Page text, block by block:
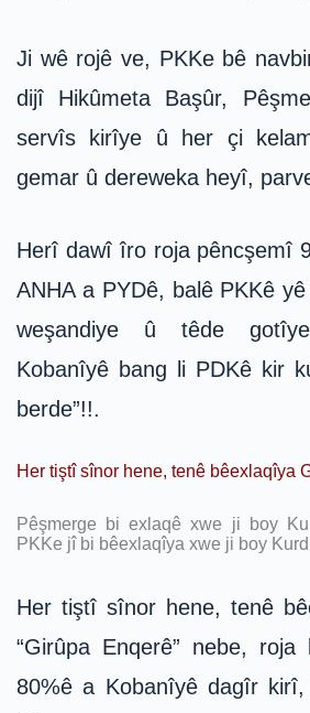
Ji wê rojê ve, PKKe bê
dijî Hikûmeta Başûr,
servîs kirîye û her çi
gemar û dereweka heyî,
Herî dawî îro roja pêncşemî
ANHA a PYDê, balê PKKê
weşandiye û têde
Kobanîyê bang li PDKê kir
berde”!!.
Her tiştî sînor hene, tenê bêexlaqîya
Pêşmerge bi exlaqê xwe ji boy
PKKe jî bi bêexlaqîya xwe ji boy
Her tiştî sînor hene, tenê
“Girûpa Enqerê” nebe,
80%ê a Kobanîyê dagîr